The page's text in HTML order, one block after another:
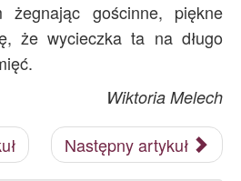
żegnając gościnne, piękne
że wycieczka ta na długo
Wiktoria Melech
Następny artykuł